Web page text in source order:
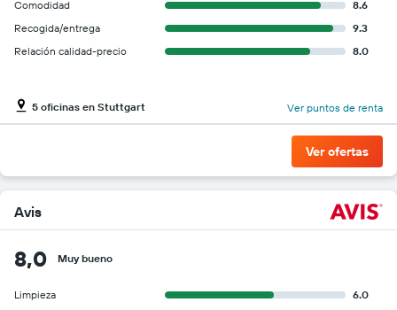
Comodidad
8.6
Recogida/entrega
9.3
Relación calidad-precio
8.0
5 oficinas en Stuttgart Ver puntos de renta
Ver ofertas
Avis
8,0 Muy bueno
Limpieza
6.0